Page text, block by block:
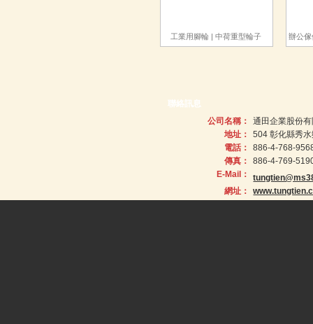
工業用腳輪 | 中荷重型輪子
(Industrial Caster)
辦公
輪子
聯絡訊息
公司名稱：
通田企業股份
地址：
504 彰化縣秀
電話：
886-4-768-
傳真：
886-4-769-
E-Mail：
網址：